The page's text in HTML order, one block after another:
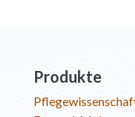
Produkte